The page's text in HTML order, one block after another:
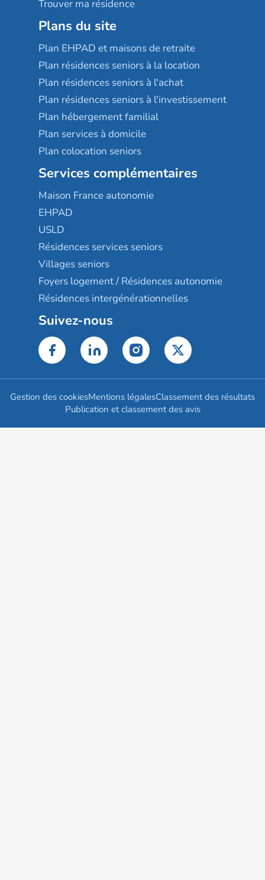
Trouver ma résidence
Plans du site
Plan EHPAD et maisons de retraite
Plan résidences seniors à la location
Plan résidences seniors à l'achat
Plan résidences seniors à l'investissement
Plan hébergement familial
Plan services à domicile
Plan colocation seniors
Services complémentaires
Maison France autonomie
EHPAD
USLD
Résidences services seniors
Villages seniors
Foyers logement / Résidences autonomie
Résidences intergénérationnelles
Suivez-nous
Gestion des cookiesMentions légalesClassement des résultats
Publication et classement des avis